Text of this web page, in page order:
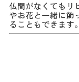
仏間がなくてもリ
やお花と一緒に飾
ることもできます。